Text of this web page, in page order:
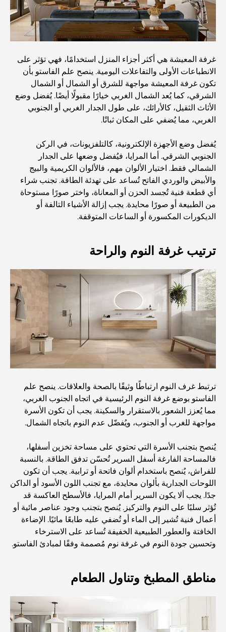
أفضل المناطق للسكن في دبي مع العائلة: اكتشف أفضل
الخيارات
فنادق الخمس نجوم في دبي: فخامة لا مثيل لها لكل مسافر
أشياء يمكنك القيام بها في وسط مدينة دبي: دليلك الشامل
إفطار رمضاني لا يُنسى
المقاهي في منطقة الخليج التجاري: مزيج مثالي من القهوة
والمجتمع
مطاعم دبي الحائزة على نجمة ميشلان: جولة مغامرة لعشاق
الطعام
Dubai Horse Racing: Where Tradition Meets
Global Competition
المقاهي في نخلة جميرا: دليل لأفضل أماكن القهوة وأسلوب
الحياة في الجزيرة
أفضل وجبات الإفطار في دبي: اختياراتي المفضلة لعام 2026
كيفية الحصول على قرض عقاري في دبي: الدليل الشامل
مخطط تلال الغاف الرئيسي: معيار جديد للحياة المتكاملة في
دبي
منازل متوافقة مع مبادئ فاستو: دليل عملي لتحقيق التوازن
والانسجام
أفضل شركات تنسيق الحدائق في دبي: تحويل المساحات
الخارجية
أفضل شركات نقل الأثاث في دبي: دليل شامل
العقارات الأذكياء
غرفة المعيشة هي أكثر أجزاء المنزل استخدامًا، فهي تؤثر على
الانطباعات الأولى والتفاعلات اليومية. ينصح علم الفاستو بأن
تكون غرفة المعيشة مواجهة للشرق أو الشمال أو الشمال
الشرقي، كما يُعد الشمال الغربي خيارًا مقبولًا أيضًا. يُفضل وضع
الأثاث الثقيل، كالأرائك، على طول الجدار الغربي أو الجنوبي
الغربي، مما يُضفي على المكان ثباتًا.
يُفضل وضع الأجهزة الإلكترونية، كالتلفزيونات، في الركن
الجنوبي الشرقي. أما المرايا، فيُفضل وضعها على الجدار
الشمالي فقط. اختيار الألوان مهم، فالألوان الكريمية والبيج
والأبيض والوردي الفاتح تُساعد على تهدئة الطاقة. تجنب شراء
أي قطعة فنية تُجسد الحزن أو المعاناة، واختر صورًا مستوحاة
من الطبيعة أو صورًا محايدة. يجب إزالة الأشياء التالفة أو
الديكورات المكسورة أو الساعات المتوقفة.
ترتيب غرفة النوم والراحة
ترتبط غرف النوم ارتباطًا وثيقًا بالصحة والعلاقات. ينصح علم
الفاستو بوضع غرفة النوم الرئيسية في اتجاه الجنوب الغربي،
مما يُعزز الشعور بالاستقرار والسكينة. يجب أن تكون الأسرة
مواجهة للغرب أو الجنوب، ويُفضّل عدم النوم باتجاه الشمال.
يُنصح بتجنب الأسرة التي تحتوي على مساحة تخزين أسفلها،
فالمساحة الفارغة أسفل السرير تُحسّن تدفق الطاقة. بالنسبة
للفراش، يُنصح باستخدام ألوان فاتحة أو ترابية. يجب أن تكون
اللوحات الجدارية بألوان محايدة، مع تجنب اللون الأسود أو الداكن
جدًا. يجب ألا يكون السرير أمام المرايا، فالأسطح العاكسة قد
تُؤثر سلبًا على النوم والتركيز. يُنصح بتجنب وجود عناصر مائية أو
أعمال فنية تُشير إلى الماء أو تُضفي عليه طابعًا مائيًا. الإضاءة
الخافتة والعطور الطبيعية الخفيفة تُساعد على الاسترخاء
وتحسين جودة النوم في غرفة نوم مُصممة وفقًا لمبادئ الفاستو.
مناطق المطبخ وتناول الطعام